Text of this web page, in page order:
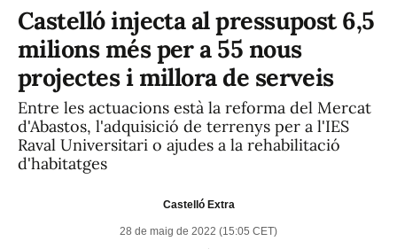
Castelló injecta al pressupost 6,5
milions més per a 55 nous
projectes i millora de serveis
Entre les actuacions està la reforma del Mercat
d'Abastos, l'adquisició de terrenys per a l'IES
Raval Universitari o ajudes a la rehabilitació
d'habitatges
Castelló Extra
28 de maig de 2022 (15:05 CET)